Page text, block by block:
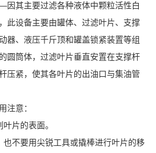
其主要过滤各种液体中颗粒活性白
此设备主要由罐体、过滤叶片、支撑
器、液压千斤顶和罐盖锁紧装置等组
圆筒体，过滤叶片垂直安置在支撑杆
压紧，使其各叶片的出油口与集油管
意：
片的表面。
不要用尖锐工具或撬棒进行叶片的移